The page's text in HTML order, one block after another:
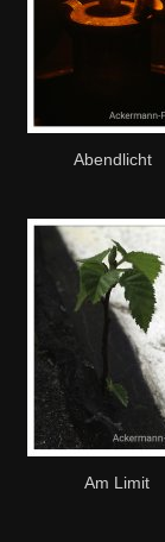
Abendlicht
Am Limit